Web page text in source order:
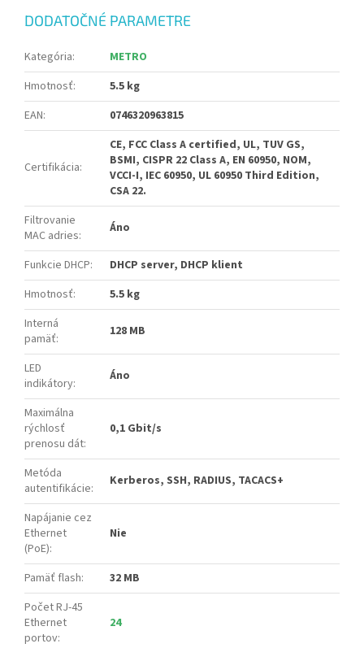
DODATOČNÉ PARAMETRE
Kategória:
METRO
Hmotnosť:
5.5 kg
EAN: 0746320963815
Certifikácia:
CE, FCC Class A certified, UL, TUV GS,
BSMI, CISPR 22 Class A, EN 60950, NOM,
VCCI-I, IEC 60950, UL 60950 Third Edition,
CSA 22.
Filtrovanie
MAC adries: Áno
Funkcie DHCP:
DHCP server, DHCP klient
Hmotnosť:
5.5 kg
Interná
pamäť: 128 MB
LED
indikátory: Áno
Maximálna
rýchlosť
prenosu dát:
0,1 Gbit/s
Metóda
autentifikácie: Kerberos, SSH, RADIUS, TACACS+
Napájanie cez
Ethernet
(PoE):
Nie
Pamäť flash:
32 MB
Počet RJ-45
Ethernet
portov:
24